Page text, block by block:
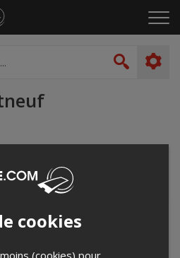
le
cookies
(cookies) pour